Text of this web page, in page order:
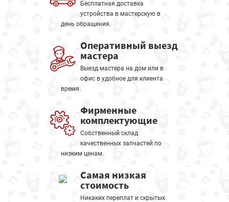
Бесплатная доставка
устройства в мастерскую в
день обращения.
Оперативный выезд
мастера
Выезд мастера на дом или в
офис в удобное для клиента
время.
Фирменные
комплектующие
Собственный склад
качественных запчастей по
низким ценам.
Самая низкая
стоимость
Никаких переплат и скрытых